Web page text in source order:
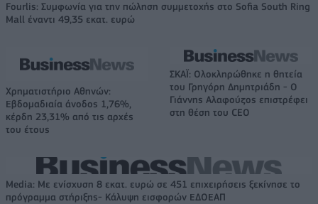
Fourlis: Συμφωνία για την πώληση συμμετοχής στο Sofia South Ring
Mall έναντι 49,35 εκατ. ευρώ
Χρηματιστήριο Αθηνών:
Εβδομαδιαία άνοδος 1,76%,
κέρδη 23,31% από τις αρχές
του έτους
ΣΚΑΪ: Ολοκληρώθηκε η θητεία
του Γρηγόρη Δημητριάδη - Ο
Γιάννης Αλαφούζος επιστρέφει
στη θέση του CEO
Media: Με ενίσχυση 8 εκατ. ευρώ σε 451 επιχειρήσεις ξεκίνησε το
πρόγραμμα στήριξης- Κάλυψη εισφορών ΕΔΟΕΑΠ